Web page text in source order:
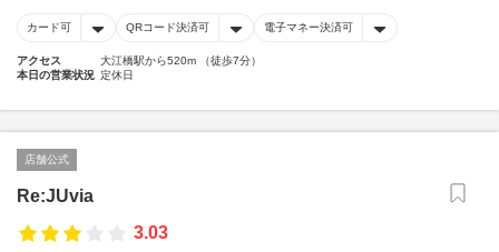
カード可 QRコード決済可 電子マネー決済可
アクセス
大江橋駅から520m （徒歩7分）
本日の営業状況 定休日
店舗公式
Re:JUvia
3.03